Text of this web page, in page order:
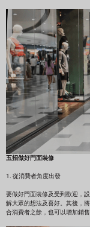
五招做好門面裝修
1. 從消費者角度出發
要做好門面裝修及受到歡迎，
解大眾的想法及喜好。其後，
合消費者之餘，也可以增加銷售